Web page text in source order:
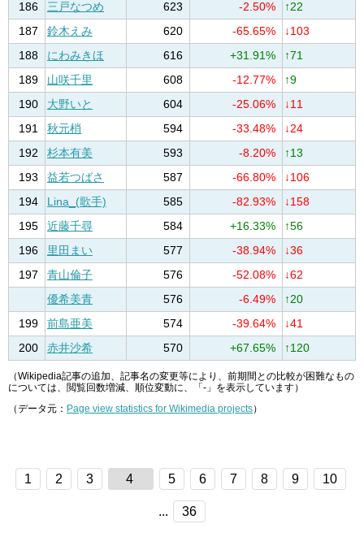
186
三戸なつめ 623 -2.50%
↑22
187
鈴木えみ 620 -65.65%
↓103
188
にわみきほ 616 +31.91%
↑71
189
山咲千里 608 -12.77%
↑9
190
大野いと 604 -25.06%
↓11
191
秋元梢 594 -33.48%
↓24
192
杉本有美 593 -8.20%
↑13
193
益若つばさ 587 -66.80%
↓106
194
Lina_(歌手) 585 -82.93%
↓158
195
近藤千尋 584 +16.33%
↑56
196
里田まい 577 -38.94%
↓36
197
青山倫子 576 -52.08%
↓62
優希美青
576 -6.49%
↑20
199
前島亜美 574 -39.64%
↓41
200
赤井沙希 570 +67.65% ↑120
（Wikipedia記事の追加、記事名の変更等により、前期間との比較が困難なもの
については、閲覧回数増減、順位変動に、「-」を表示しています）
（データ元： Page view statistics for Wikimedia projects）
1 2 3 4 5 6 7 8 9 10
... 36